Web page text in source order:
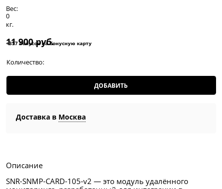
Вес:
0
кг.
11 900 руб.
+357 бонусов на бонусную карту
Количество:
ДОБАВИТЬ
Доставка в Москва
Описание
SNR-SNMP-CARD-105-v2 — это модуль удалённого